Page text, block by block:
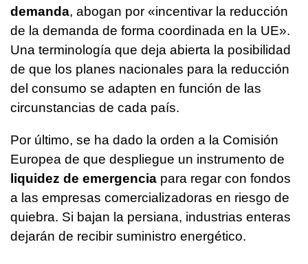
demanda, abogan por «incentivar la reducción
de la demanda de forma coordinada en la UE».
Una terminología que deja abierta la posibilidad
de que los planes nacionales para la reducción
del consumo se adapten en función de las
circunstancias de cada país.
Por último, se ha dado la orden a la Comisión
Europea de que despliegue un instrumento de
liquidez de emergencia para regar con fondos
a las empresas comercializadoras en riesgo de
quiebra. Si bajan la persiana, industrias enteras
dejarán de recibir suministro energético.